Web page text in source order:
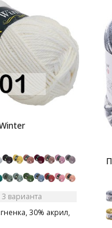
варианта
30% акрил,